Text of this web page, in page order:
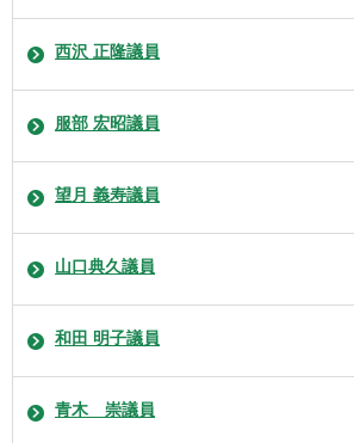
西沢 正隆議員
服部 宏昭議員
望月 義寿議員
山口典久議員
和田 明子議員
青木 崇議員